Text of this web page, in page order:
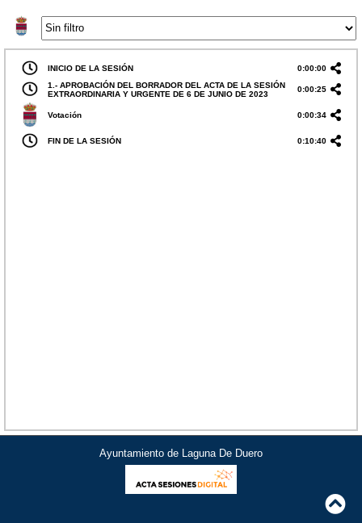
INICIO DE LA SESIÓN
0:00:00
1.- APROBACIÓN DEL BORRADOR DEL ACTA DE LA SESIÓN
EXTRAORDINARIA Y URGENTE DE 6 DE JUNIO DE 2023
0:00:25
Votación 0:00:34
FIN DE LA SESIÓN 0:10:40
Ayuntamiento de Laguna De Duero